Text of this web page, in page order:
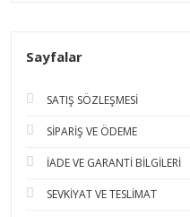
Sayfalar
SATIŞ SÖZLEŞMESİ
SİPARİŞ VE ÖDEME
İADE VE GARANTİ BİLGİLERİ
SEVKİYAT VE TESLİMAT